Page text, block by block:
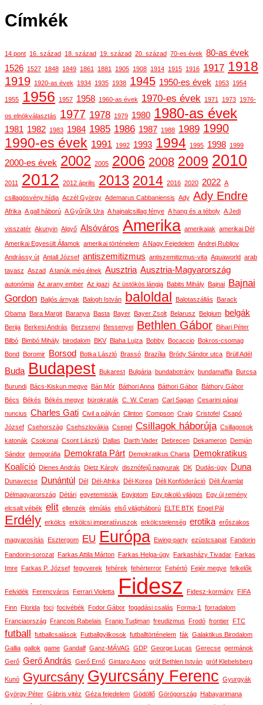
Címkék
14 pont 16. század 18. század 19. század 20. század 70-es évek 80-as évek
1526 1527 1848 1849 1861 1881 1905 1908 1914 1915 1916 1917 1918
1919 1920-as évek 1934 1935 1938 1945 1950-es évek 1953 1954
1955 1956 1957 1958 1960-as évek 1970-es évek 1971 1973 1976-
os elnökválasztás 1977 1978 1979 1980 1980-as évek
1981 1982 1983 1984 1985 1986 1987 1988 1989 1990
1990-es évek 1991 1992 1993 1994 1995 1998 1999
2000-es évek 2002 2005 2006 2008 2009 2010
2011 2012 2012 április 2013 2014 2016 2020 2022 A
csillagösvény hídja Aczél György Ademarus Cabbaniensis Ady Ady Endre
Afrika A gall háború A Gyűrűk Ura A hajnalcsillag fénye A hang és a téboly A Jedi
visszatér Akunyin Algyő Alsóváros Amerika amerikaiak amerikai Dél
Amerikai Egyesült Államok amerikai történelem A Nagy Fejedelem Andrej Rubljov
Andrássy út Antall József antiszemitizmus antiszemitizmus-vita Aquaworld arab
tavasz Aszad A tanúk még élnek Ausztria Ausztria-Magyarország
autonómia Az arany ember Az igazi Az üstökös lángja Babits Mihály Bajnai Bajnai
Gordon Baljós árnyak Balogh István baloldal Balotaszállás Barack
Obama Bara Margit Baranya Basta Bayer Bayer Zsolt Belarusz Belgium belgák
Berija Berkesi András Berzsenyi Bessenyei Bethlen Gábor Bihari Péter
Bilbó Bimbó Mihály birodalom BKV Blaha Lujza Bobby Bocaccio Bokros-csomag
Bond Boromir Borsod Botka László Brassó Brazília Bródy Sándor utca Brüll Adél
Buda Budapest Bukarest Bulgária bundabotrány bundamaffia Burcsa
Burundi Bács-Kiskun megye Bán Mór Báthori Anna Báthori Gábor Báthory Gábor
Bécs Békés Békés megye bürokraták C. W. Ceram Carl Sagan Cesarini pápai
nuncius Charles Gati Civil a pályán Clinton Compson Craig Cristofel Csapó
József Csehország Csehszlovákia Csepel Csillagok háborúja Csillagosok
katonák Csokonai Csont László Dallas Darth Vader Debrecen Dekameron Demján
Sándor demográfia Demokrata Párt Demokratikus Charta
Demokratikus
Koalíció Dienes András Dietz Károly disznófejű nagyurak DK Dudás-ügy Duna
Dunavecse Dunántúl Dél Dél-Afrika Dél-Korea Déli Konföderáció Déli Áramlat
Délmagyarország Détári egyetemisták Egyiptom Egy pikoló világos Egy új remény
elcsalt vébék elit ellenzék elmúlás első világháború ELTE BTK Engel Pál
Erdély erkölcs erkölcsi imperatívuszok erkölcstelenség erotika erőszakos
magyarosítás Esztergom EU Európa Ewing-party ezüstcsapat Fandorin
Fandorin-sorozat Farkas Attila Márton Farkas Helga-ügy Farkasházy Tivadar Farkas
Imre Farkas P. József fegyverek fehérek fehérterror Fehértó Fejér megye felkelők
Felvidék Ferencváros Ferrari Violetta Fidesz Fidesz-kormány FIFA
Finn Florida foci focivébék Fodor Gábor fogadási csalás Forma-1
forradalom
Franciaország Francois Rabelais Franjo Tudjman freudizmus Frodó frontier FTC
futball futballcsalások Futballgyilkosok futballtörténelem fák Galaktikus Birodalom
Gallia gallok game Gandalf Ganz-MÁVAG GDP George Lucas Gerecse germánok
Gerő Gerő András Gerő Ernő Gintaro Aono gróf Bethlen István gróf Klebelsberg
Kunó Gyurcsány Gyurcsány Ferenc Gyurgyák
György Péter Gábris vitéz Géza fejedelem Gödöllő Görögország Habayarimana